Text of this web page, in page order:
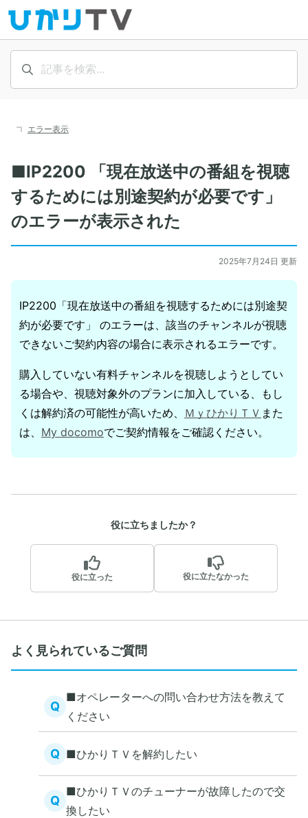
エラー表示
■IP2200 「現在放送中の番組を視聴
するためには別途契約が必要です」
のエラーが表示された
2025年7月24日 更新
IP2200「現在放送中の番組を視聴するためには別途契
約が必要です」 のエラーは、該当のチャンネルが視聴
できないご契約内容の場合に表示されるエラーです。
購入していない有料チャンネルを視聴しようとしてい
る場合や、視聴対象外のプランに加入している、もし
くは解約済の可能性が高いため、 ＭｙひかりＴＶ また
は、 My docomoでご契約情報をご確認ください。
役に立ちましたか？
役に立った 役に立たなかった
よく見られているご質問
Q
■オペレーターへの問い合わせ方法を教えて
ください
Q ■ひかりＴＶを解約したい
Q
■ひかりＴＶのチューナーが故障したので交
換したい